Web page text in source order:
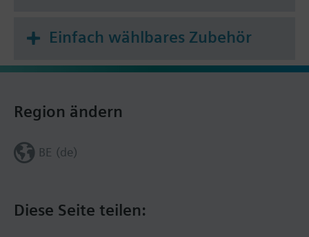
Einfach wählbares Zubehör
Diese Seite teilen:
Region ändern
BE (de)